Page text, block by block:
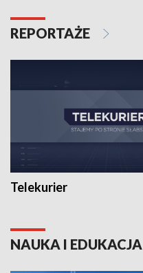
REPORTAŻE
Telekurier
NAUKA I EDUKACJA